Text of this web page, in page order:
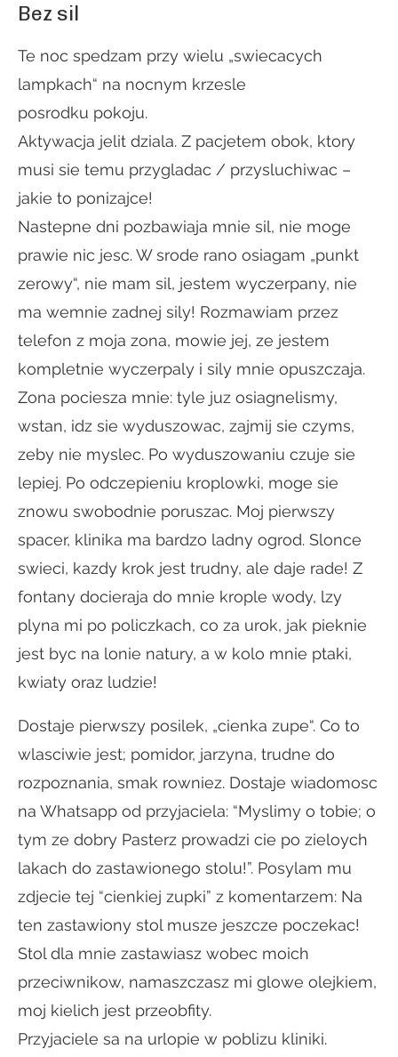
Bez sil
Te noc spedzam przy wielu „swiecacych
lampkach“ na nocnym krzesle
posrodku pokoju.
Aktywacja jelit dziala. Z pacjetem obok, ktory
musi sie temu przygladac / przysluchiwac –
jakie to ponizajce!
Nastepne dni pozbawiaja mnie sil, nie moge
prawie nic jesc. W srode rano osiagam „punkt
zerowy“, nie mam sil, jestem wyczerpany, nie
ma wemnie zadnej sily! Rozmawiam przez
telefon z moja zona, mowie jej, ze jestem
kompletnie wyczerpaly i sily mnie opuszczaja.
Zona pociesza mnie: tyle juz osiagnelismy,
wstan, idz sie wyduszowac, zajmij sie czyms,
zeby nie myslec. Po wyduszowaniu czuje sie
lepiej. Po odczepieniu kroplowki, moge sie
znowu swobodnie poruszac. Moj pierwszy
spacer, klinika ma bardzo ladny ogrod. Slonce
swieci, kazdy krok jest trudny, ale daje rade! Z
fontany docieraja do mnie krople wody, lzy
plyna mi po policzkach, co za urok, jak pieknie
jest byc na lonie natury, a w kolo mnie ptaki,
kwiaty oraz ludzie!
Dostaje pierwszy posilek, „cienka zupe“. Co to
wlasciwie jest; pomidor, jarzyna, trudne do
rozpoznania, smak rowniez. Dostaje wiadomosc
na Whatsapp od przyjaciela: “Myslimy o tobie; o
tym ze dobry Pasterz prowadzi cie po zieloych
lakach do zastawionego stolu!”. Posylam mu
zdjecie tej “cienkiej zupki” z komentarzem: Na
ten zastawiony stol musze jeszcze poczekac!
Stol dla mnie zastawiasz wobec moich
przeciwnikow, namaszczasz mi glowe olejkiem,
moj kielich jest przeobfity.
Przyjaciele sa na urlopie w poblizu kliniki.